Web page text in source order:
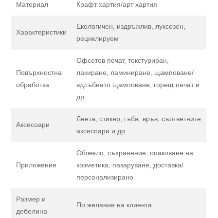
Материал Крафт хартия/арт хартия
Характеристики
Екологичен, издръжлив, луксозен,
рециклируем
Повърхностна
обработка
Офсетов печат, текстуриран,
лакиране, ламиниране, щамповане/
вдлъбнато щамповане, горещ печат и
др.
Аксесоари
Лента, стикер, гъба, връв, съответните
аксесоари и др
Приложение
Облекло, съхранение, опаковане на
козметика, пазаруване, доставка/
персонализирано
Размер и
дебелина
По желание на клиента